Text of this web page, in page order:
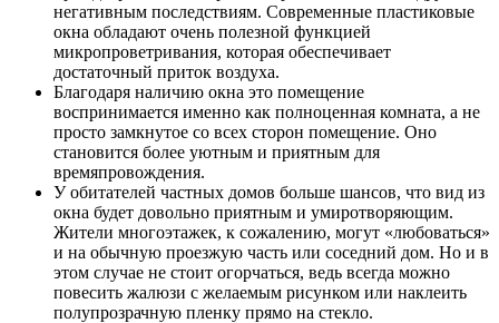
негативным последствиям. Современные пластиковые
окна обладают очень полезной функцией
микропроветривания, которая обеспечивает
достаточный приток воздуха.
Благодаря наличию окна это помещение
воспринимается именно как полноценная комната, а не
просто замкнутое со всех сторон помещение. Оно
становится более уютным и приятным для
времяпровождения.
У обитателей частных домов больше шансов, что вид из
окна будет довольно приятным и умиротворяющим.
Жители многоэтажек, к сожалению, могут «любоваться»
и на обычную проезжую часть или соседний дом. Но и в
этом случае не стоит огорчаться, ведь всегда можно
повесить жалюзи с желаемым рисунком или наклеить
полупрозрачную пленку прямо на стекло.